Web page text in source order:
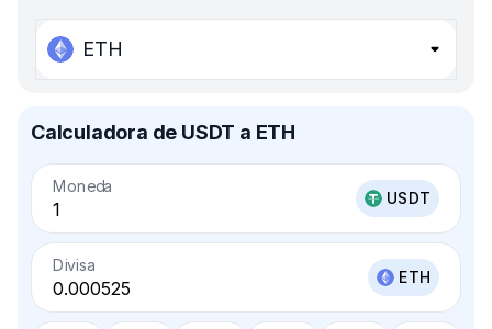
ETH
Calculadora de USDT a ETH
Moneda
USDT
Divisa
ETH